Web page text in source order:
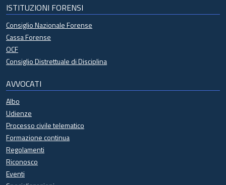
ISTITUZIONI FORENSI
Consiglio Nazionale Forense
Cassa Forense
OCF
Consiglio Distrettuale di Disciplina
AVVOCATI
Albo
Udienze
Processo civile telematico
Formazione continua
Regolamenti
Riconosco
Eventi